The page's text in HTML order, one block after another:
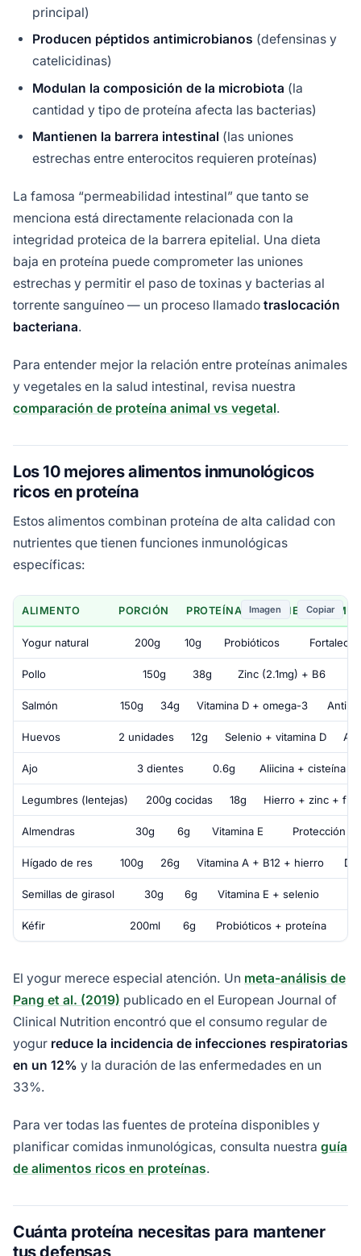
principal)
Producen péptidos antimicrobianos (defensinas y
catelicidinas)
Modulan la composición de la microbiota (la
cantidad y tipo de proteína afecta las bacterias)
Mantienen la barrera intestinal (las uniones
estrechas entre enterocitos requieren proteínas)
La famosa “permeabilidad intestinal” que tanto se
menciona está directamente relacionada con la
integridad proteica de la barrera epitelial. Una dieta
baja en proteína puede comprometer las uniones
estrechas y permitir el paso de toxinas y bacterias al
torrente sanguíneo — un proceso llamado traslocación
bacteriana.
Para entender mejor la relación entre proteínas animales
y vegetales en la salud intestinal, revisa nuestra
comparación de proteína animal vs vegetal.
Los 10 mejores alimentos inmunológicos
ricos en proteína
Estos alimentos combinan proteína de alta calidad con
nutrientes que tienen funciones inmunológicas
específicas:
ALIMENTO PORCIÓN PROTEÍNA NUTRIENTE
Yogur natural 200g 10g Probióticos Fortalece
Pollo 150g 38g Zinc (2.1mg) + B6
Salmón 150g 34g Vitamina D + omega-3
Huevos 2 unidades 12g Selenio + vitamina D
Ajo 3 dientes 0.6g Aliicina + cisteína
Legumbres (lentejas) 200g cocidas 18g Hierro + zinc +
Almendras 30g 6g Vitamina E Protección
Hígado de res 100g 26g Vitamina A + B12 + hierro
Semillas de girasol 30g 6g Vitamina E + selenio
Kéfir 200ml 6g Probióticos + proteína
Copiar
Imagen
El yogur merece especial atención. Un meta-análisis de
Pang et al. (2019) publicado en el European Journal of
Clinical Nutrition encontró que el consumo regular de
yogur reduce la incidencia de infecciones respiratorias
en un 12% y la duración de las enfermedades en un
33%.
Para ver todas las fuentes de proteína disponibles y
planificar comidas inmunológicas, consulta nuestra guía
de alimentos ricos en proteínas.
Cuánta proteína necesitas para mantener
tus defensas